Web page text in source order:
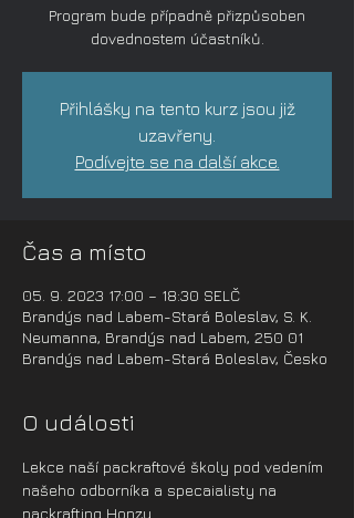
Program bude případně přizpůsoben
dovednostem účastníků.
Přihlášky na tento kurz jsou již
uzavřeny.
Podívejte se na další akce.
Čas a místo
05. 9. 2023 17:00 – 18:30 SELČ
Brandýs nad Labem-Stará Boleslav, S. K.
Neumanna, Brandýs nad Labem, 250 01
Brandýs nad Labem-Stará Boleslav, Česko
O události
Lekce naší packraftové školy pod vedením
našeho odborníka a specaialisty na
packrafting Honzy